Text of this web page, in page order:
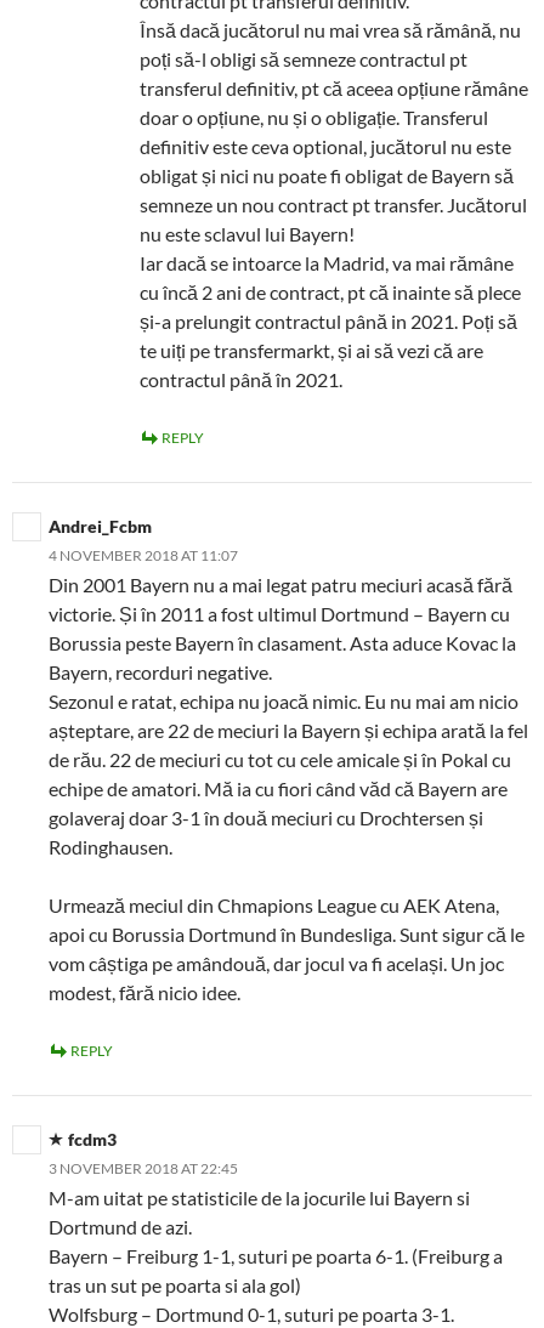
Însă dacă jucătorul nu mai vrea să rămână, nu
poți să-l obligi să semneze contractul pt
transferul definitiv, pt că aceea opțiune rămâne
doar o opțiune, nu și o obligație. Transferul
definitiv este ceva optional, jucătorul nu este
obligat și nici nu poate fi obligat de Bayern să
semneze un nou contract pt transfer. Jucătorul
nu este sclavul lui Bayern!
Iar dacă se intoarce la Madrid, va mai rămâne
cu încă 2 ani de contract, pt că inainte să plece
și-a prelungit contractul până in 2021. Poți să
te uiți pe transfermarkt, și ai să vezi că are
contractul până în 2021.
REPLY
Andrei_Fcbm
4 NOVEMBER 2018 AT 11:07
Din 2001 Bayern nu a mai legat patru meciuri acasă fără
victorie. Și în 2011 a fost ultimul Dortmund – Bayern cu
Borussia peste Bayern în clasament. Asta aduce Kovac la
Bayern, recorduri negative.
Sezonul e ratat, echipa nu joacă nimic. Eu nu mai am nicio
așteptare, are 22 de meciuri la Bayern și echipa arată la fel
de rău. 22 de meciuri cu tot cu cele amicale și în Pokal cu
echipe de amatori. Mă ia cu fiori când văd că Bayern are
golaveraj doar 3-1 în două meciuri cu Drochtersen și
Rodinghausen.
Urmează meciul din Chmapions League cu AEK Atena,
apoi cu Borussia Dortmund în Bundesliga. Sunt sigur că le
vom câștiga pe amândouă, dar jocul va fi același. Un joc
modest, fără nicio idee.
REPLY
fcdm3
3 NOVEMBER 2018 AT 22:45
M-am uitat pe statisticile de la jocurile lui Bayern si
Dortmund de azi.
Bayern – Freiburg 1-1, suturi pe poarta 6-1. (Freiburg a
tras un sut pe poarta si ala gol)
Wolfsburg – Dortmund 0-1, suturi pe poarta 3-1.